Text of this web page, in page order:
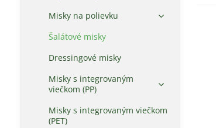
Misky na polievku
Šalátové misky
Dressingové misky
Misky s integrovaným
viečkom (PP)
Misky s integrovaným viečkom
(PET)